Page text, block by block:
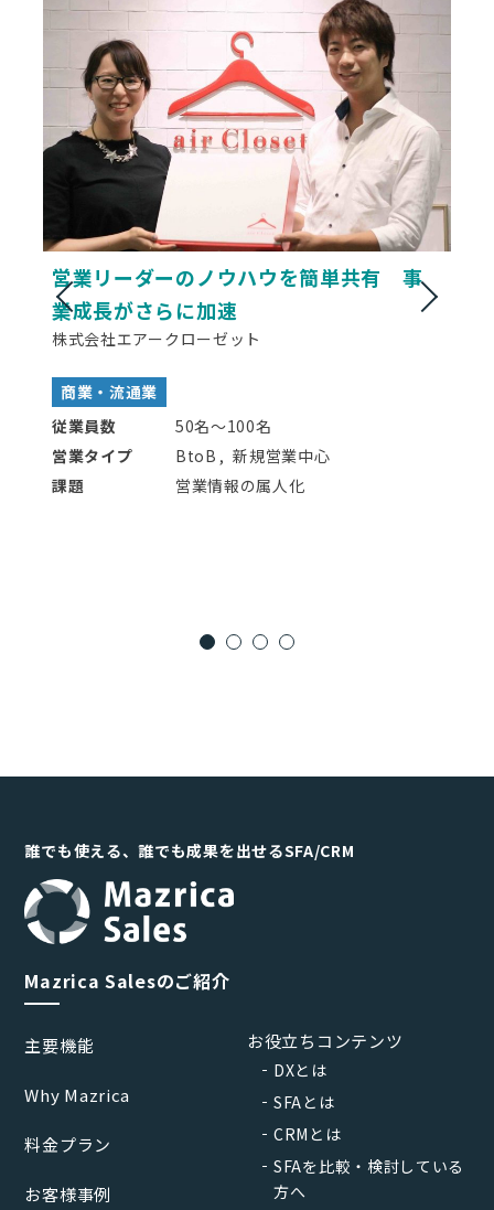
営業リーダーのノウハウを簡単共有 事
業成長がさらに加速
株式会社エアークローゼット
商業・流通業
従業員数
50名〜100名
営業タイプ
BtoB
新規営業中心
課題
営業情報の属人化
誰でも使える、誰でも成果を出せるSFA/CRM
Mazrica Salesのご紹介
主要機能
Why Mazrica
料金プラン
お客様事例
お役立ちコンテンツ
DXとは
SFAとは
CRMとは
SFAを比較・検討している
方へ